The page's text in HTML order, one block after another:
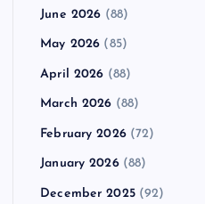
June 2026 (88)
May 2026 (85)
April 2026 (88)
March 2026 (88)
February 2026(72)
January 2026(88)
December 2025(92)